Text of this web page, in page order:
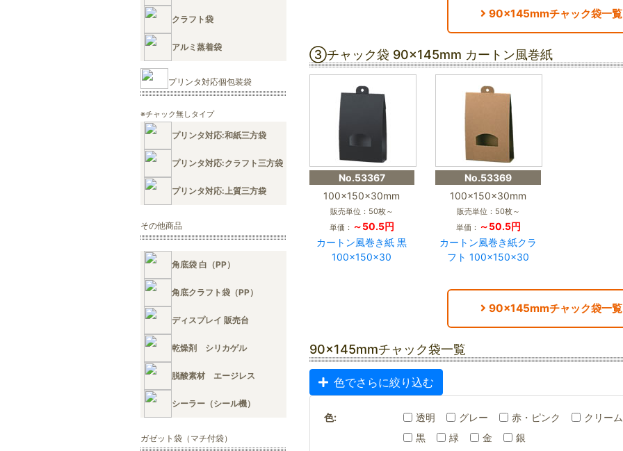
クラフト袋
アルミ蒸着袋
プリンタ対応個包装袋
※チャック無しタイプ
プリンタ対応:和紙三方袋
プリンタ対応:クラフト三方袋
プリンタ対応:上質三方袋
その他商品
角底袋 白（PP）
角底クラフト袋（PP）
ディスプレイ 販売台
乾燥剤 シリカゲル
脱酸素材 エージレス
シーラー（シール機）
ガゼット袋（マチ付袋）
90×145mmチャック袋一覧
③チャック袋 90×145mm カートン風巻紙
No.53367
100×150×30mm
販売単位：50枚～
単価： ～50.5円
カートン風巻き紙 黒
100×150×30
No.53369
100×150×30mm
販売単位：50枚～
単価： ～50.5円
カートン風巻き紙クラ
フト 100×150×30
90×145mmチャック袋一覧
90×145mmチャック袋一覧
色でさらに絞り込む
色: 透明 グレー 赤・ピンク クリー
黒
緑 金 銀